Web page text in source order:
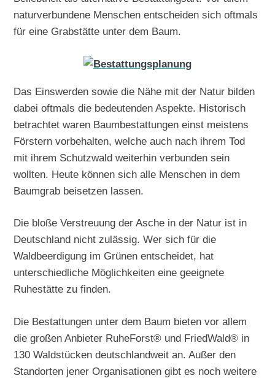
naturverbundene Menschen entscheiden sich oftmals
für eine Grabstätte unter dem Baum.
Das Einswerden sowie die Nähe mit der Natur bilden
dabei oftmals die bedeutenden Aspekte. Historisch
betrachtet waren Baumbestattungen einst meistens
Förstern vorbehalten, welche auch nach ihrem Tod
mit ihrem Schutzwald weiterhin verbunden sein
wollten. Heute können sich alle Menschen in dem
Baumgrab beisetzen lassen.
Die bloße Verstreuung der Asche in der Natur ist in
Deutschland nicht zulässig. Wer sich für die
Waldbeerdigung im Grünen entscheidet, hat
unterschiedliche Möglichkeiten eine geeignete
Ruhestätte zu finden.
Die Bestattungen unter dem Baum bieten vor allem
die großen Anbieter RuheForst® und FriedWald® in
130 Waldstücken deutschlandweit an. Außer den
Standorten jener Organisationen gibt es noch weitere